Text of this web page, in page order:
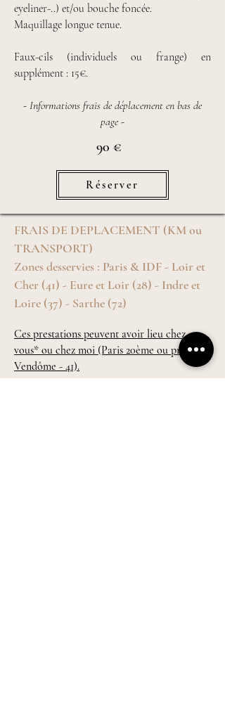
eyeliner-..) et/ou bouche foncée.
Maquillage longue tenue.
Faux-cils (individuels ou frange) en
supplément : 15€.
- Informations frais de déplacement en bas de
page -
90 €
Réserver
FRAIS DE DEPLACEMENT (KM ou
TRANSPORT)
Zones desservies : Paris & IDF - Loir et
Cher (41) - Eure et Loir (28) - Indre et
Loire (37) - Sarthe (72)
Ces prestations peuvent avoir lieu chez
vous* ou chez moi (Paris 20ème ou près de
Vendôme - 41).
-------------​